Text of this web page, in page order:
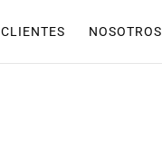
CLIENTES NOSOTROS